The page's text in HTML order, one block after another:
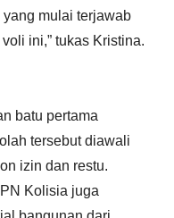
mulai terjawab
ini,” tukas Kristina.
batu pertama
tersebut diawali
izin dan restu.
Kolisia juga